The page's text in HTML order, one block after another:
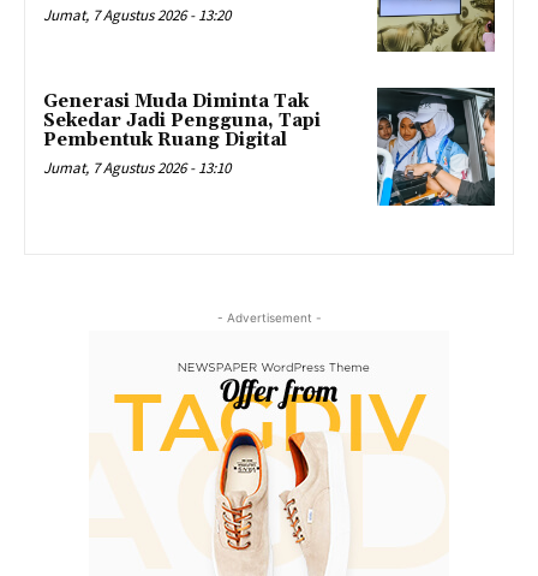
Jumat, 7 Agustus 2026 - 13:20
Generasi Muda Diminta Tak
Sekedar Jadi Pengguna, Tapi
Pembentuk Ruang Digital
Jumat, 7 Agustus 2026 - 13:10
- Advertisement -